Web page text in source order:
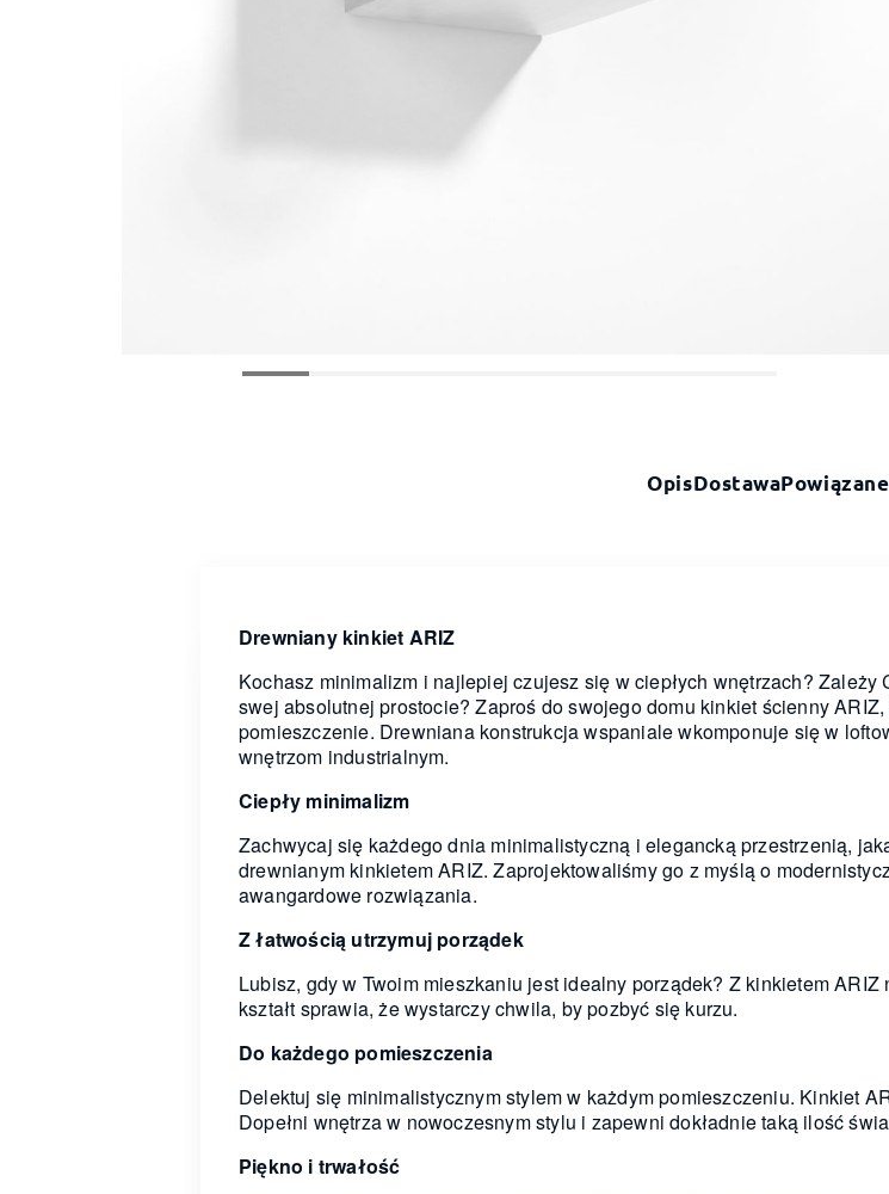
OpisDostawaPowiązane
Drewniany kinkiet ARIZ
Kochasz minimalizm i najlepiej czujesz się w ciepłych wnętrzach?
swej absolutnej prostocie? Zaproś do swojego domu kinkiet ścienny
pomieszczenie. Drewniana konstrukcja wspaniale wkomponuje się w
wnętrzom industrialnym.
Ciepły minimalizm
Zachwycaj się każdego dnia minimalistyczną i elegancką przestrzenią,
drewnianym kinkietem ARIZ. Zaprojektowaliśmy go z myślą o
awangardowe rozwiązania.
Z łatwością utrzymuj porządek
Lubisz, gdy w Twoim mieszkaniu jest idealny porządek? Z kinkietem
kształt sprawia, że wystarczy chwila, by pozbyć się kurzu.
Do każdego pomieszczenia
Delektuj się minimalistycznym stylem w każdym pomieszczeniu. Kinkiet
Dopełni wnętrza w nowoczesnym stylu i zapewni dokładnie taką ilość
Piękno i trwałość